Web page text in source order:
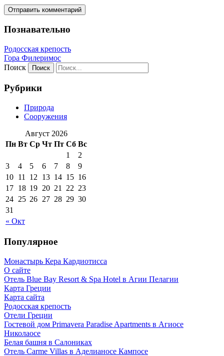
Познавательно
Родосская крепость
Гора Филеримос
Поиск
Рубрики
Природа
Сооружения
Август 2026
Пн Вт Ср Чт Пт Сб Вс
« Окт
1
2
3
4 5 6 7 8
9
10 11 12 13 14 15 16
17 18 19 20 21 22 23
24 25 26 27 28 29 30
31
Популярное
Монастырь Кера Кардиотисса
О сайте
Отель Blue Bay Resort & Spa Hotel в Агии Пелагии
Карта Греции
Карта сайта
Родосская крепость
Отели Греции
Гостевой дом Primavera Paradise Apartments в Агиосе
Николаосе
Белая башня в Салониках
Отель Carme Villas в Аделианосе Кампосе